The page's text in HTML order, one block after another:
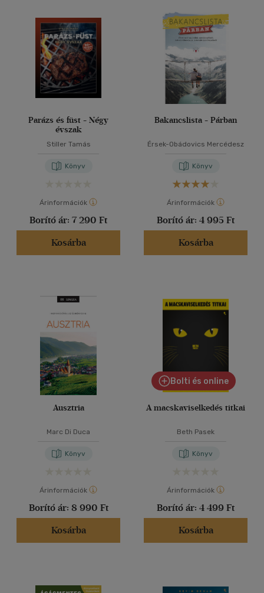
Parázs és füst - Négy
évszak
Stiller Tamás
Könyv
Árinformációk
Borító ár: 7 290 Ft
Kosárba
Bakancslista - Párban
Érsek-Obádovics Mercédesz
Könyv
Árinformációk
Borító ár: 4 995 Ft
Kosárba
Ausztria
Marc Di Duca
Könyv
Árinformációk
Borító ár: 8 990 Ft
Kosárba
Bolti és online
A macskaviselkedés titkai
Beth Pasek
Könyv
Árinformációk
Borító ár: 4 499 Ft
Kosárba